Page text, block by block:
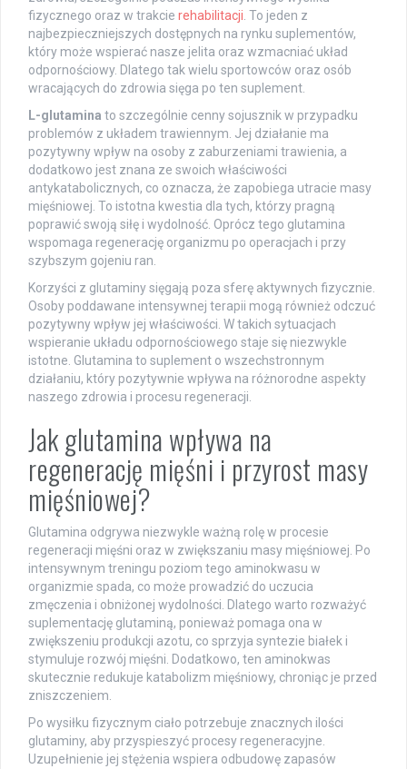
fizycznego oraz w trakcie rehabilitacji . To jeden z
najbezpieczniejszych dostępnych na rynku suplementów,
który może wspierać nasze jelita oraz wzmacniać układ
odpornościowy. Dlatego tak wielu sportowców oraz osób
wracających do zdrowia sięga po ten suplement.
L-glutamina to szczególnie cenny sojusznik w przypadku
problemów z układem trawiennym. Jej działanie ma
pozytywny wpływ na osoby z zaburzeniami trawienia, a
dodatkowo jest znana ze swoich właściwości
antykatabolicznych, co oznacza, że zapobiega utracie masy
mięśniowej. To istotna kwestia dla tych, którzy pragną
poprawić swoją siłę i wydolność. Oprócz tego glutamina
wspomaga regenerację organizmu po operacjach i przy
szybszym gojeniu ran.
Korzyści z glutaminy sięgają poza sferę aktywnych fizycznie.
Osoby poddawane intensywnej terapii mogą również odczuć
pozytywny wpływ jej właściwości. W takich sytuacjach
wspieranie układu odpornościowego staje się niezwykle
istotne. Glutamina to suplement o wszechstronnym
działaniu, który pozytywnie wpływa na różnorodne aspekty
naszego zdrowia i procesu regeneracji.
Jak glutamina wpływa na
regenerację mięśni i przyrost masy
mięśniowej?
Glutamina odgrywa niezwykle ważną rolę w procesie
regeneracji mięśni oraz w zwiększaniu masy mięśniowej. Po
intensywnym treningu poziom tego aminokwasu w
organizmie spada, co może prowadzić do uczucia
zmęczenia i obniżonej wydolności. Dlatego warto rozważyć
suplementację glutaminą, ponieważ pomaga ona w
zwiększeniu produkcji azotu, co sprzyja syntezie białek i
stymuluje rozwój mięśni. Dodatkowo, ten aminokwas
skutecznie redukuje katabolizm mięśniowy, chroniąc je przed
zniszczeniem.
Po wysiłku fizycznym ciało potrzebuje znacznych ilości
glutaminy, aby przyspieszyć procesy regeneracyjne.
Uzupełnienie jej stężenia wspiera odbudowę zapasów